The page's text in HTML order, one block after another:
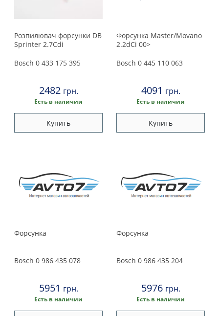
Розпилювач форсунки DB
Sprinter 2.7Cdi
Bosch 0 433 175 395
2482 грн.
Есть в наличии
Купить
Форсунка Master/Movano
2.2dCi 00>
Bosch 0 445 110 063
4091 грн.
Есть в наличии
Купить
Форсунка
Bosch 0 986 435 078
5951 грн.
Есть в наличии
Форсунка
Bosch 0 986 435 204
5976 грн.
Есть в наличии